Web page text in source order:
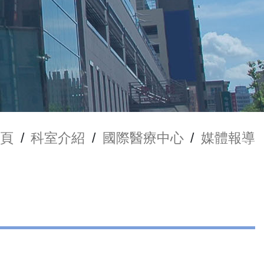
/ 科室介紹 / 國際醫療中心 / 媒體報導